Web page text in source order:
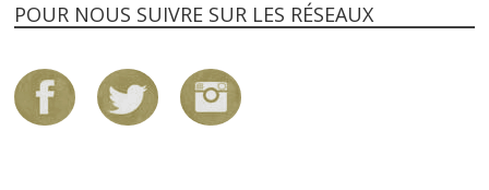
POUR NOUS SUIVRE SUR LES RÉSEAUX